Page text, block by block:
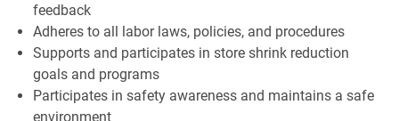
feedback
Adheres to all labor laws, policies, and procedures
Supports and participates in store shrink reduction
goals and programs
Participates in safety awareness and maintains a safe
environment